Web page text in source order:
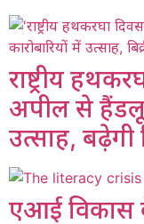
राष्ट्रीय
अपील से
उत्साह, बढ़ेगी
एआई विकास